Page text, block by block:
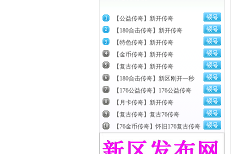
【公益传奇】新开传奇
【180合击传奇】新开传奇
【特色传奇】新开传奇
【金币传奇】新开传奇
【复古传奇】新开传奇
【180合击传奇】新区刚开一秒
【176公益传奇】176公益传奇
【月卡传奇】新开传奇
【复古传奇】复古76传奇
【76金币传奇】怀旧176复古传奇